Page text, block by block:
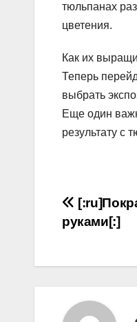
тюльпанах
цветения.
Как их
Теперь
выбрать
Еще один
результату с
по
руками[:]